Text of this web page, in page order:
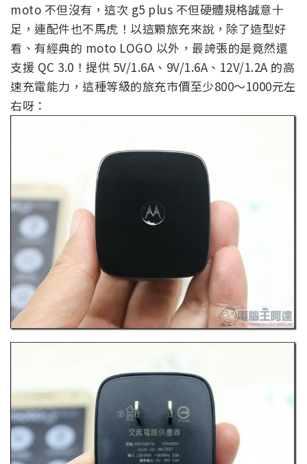
moto 不但沒有，這次 g5 plus 不但硬體規格誠意十
足，連配件也不馬虎！以這顆旅充來說，除了造型好
看、有經典的 moto LOGO 以外，最誇張的是竟然還
支援 QC 3.0！提供 5V/1.6A、9V/1.6A、12V/1.2A 的高
速充電能力，這種等級的旅充市價至少800～1000元左
右呀：